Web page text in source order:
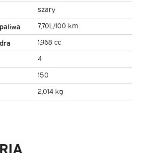
szary
7,70L/100 km
1,968 cc
4
150
2,014 kg